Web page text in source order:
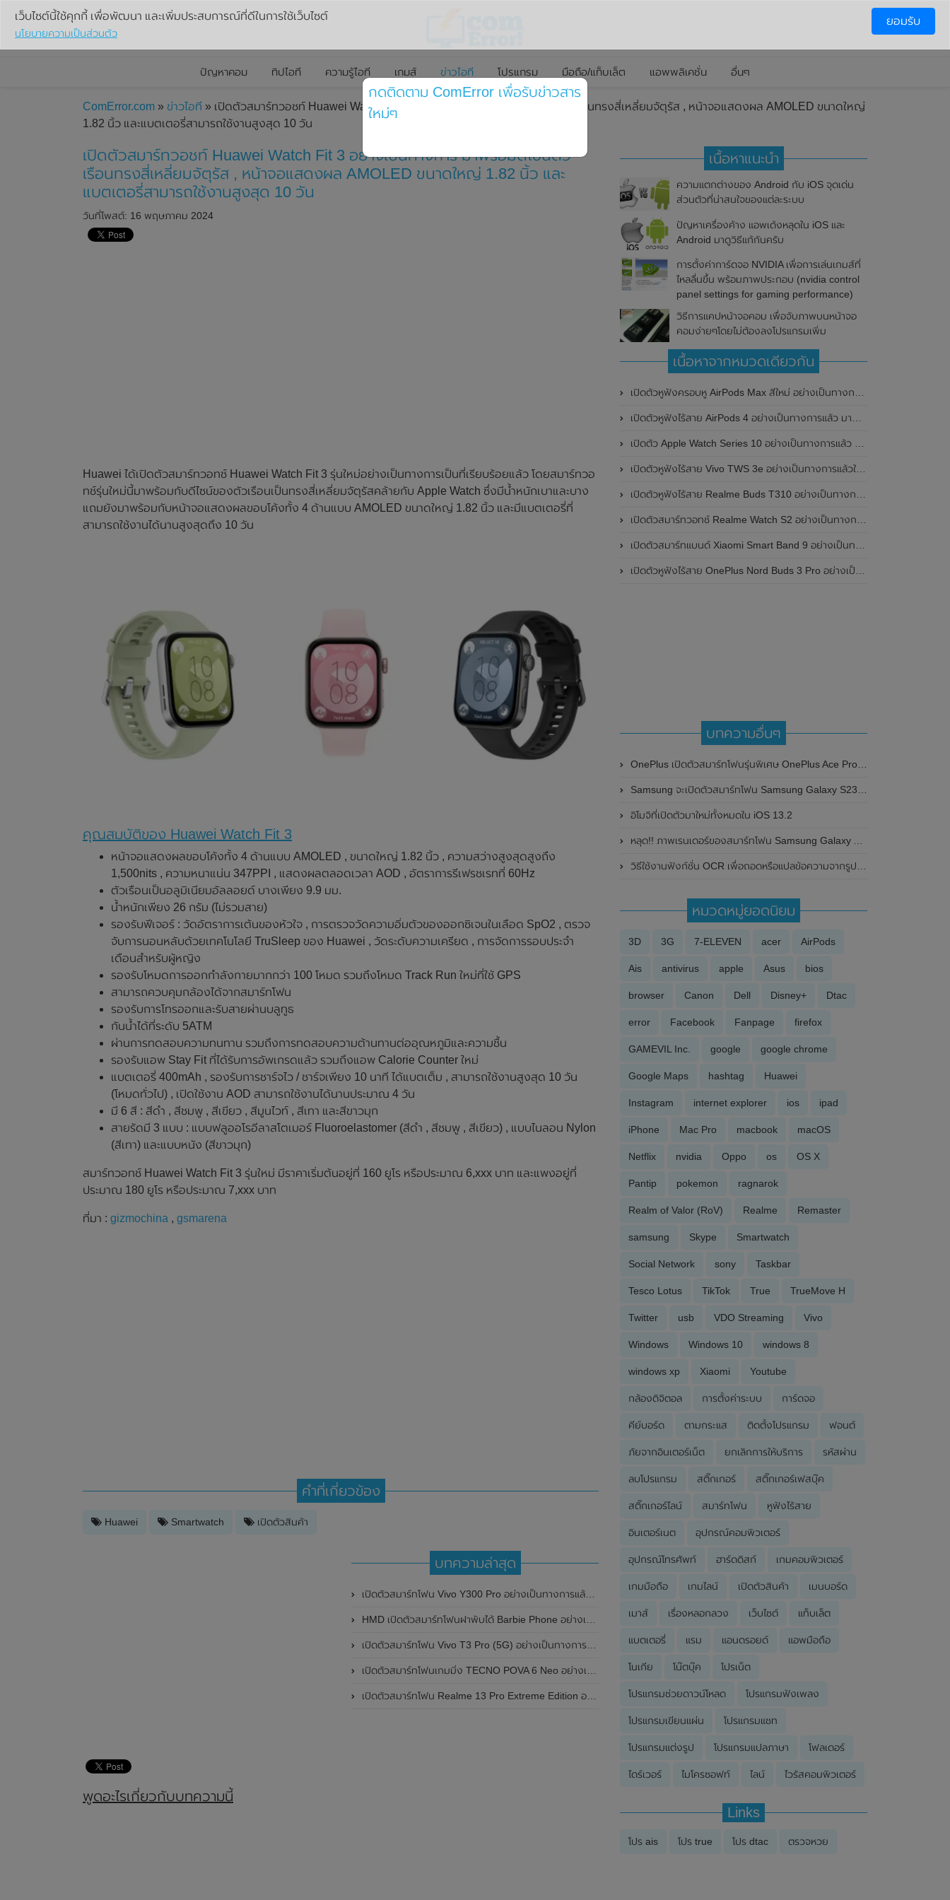
ปัญหาคอม ทิปไอที ความรู้ไอที เกมส์ ข่าวไอที โปรแกรม มือถือ/แท็บเล็ต แอพพลิเคชั่น อื่นๆ
ComError.com » ข่าวไอที » เปิดตัวสมาร์ทวอชท์ Huawei Watch Fit 3 อย่างเป็นทางการ มาพร้อมดีไซน์ตัวเรือนทรงสี่เหลี่ยมจัตุรัส , หน้าจอแสดงผล AMOLED ขนาดใหญ่
1.82 นิ้ว และแบตเตอรี่สามารถใช้งานสูงสุด 10 วัน
เปิดตัวสมาร์ทวอชท์ Huawei Watch Fit 3 อย่างเป็นทางการ มาพร้อมดีไซน์ตัว
เรือนทรงสี่เหลี่ยมจัตุรัส , หน้าจอแสดงผล AMOLED ขนาดใหญ่ 1.82 นิ้ว และ
แบตเตอรี่สามารถใช้งานสูงสุด 10 วัน
วันที่โพสต์: 16 พฤษภาคม 2024
Huawei ได้เปิดตัวสมาร์ทวอทช์ Huawei Watch Fit 3 รุ่นใหม่อย่างเป็นทางการเป็นที่เรียบร้อยแล้ว โดยสมาร์ทวอ
ทช์รุ่นใหม่นี้มาพร้อมกับดีไซน์ของตัวเรือนเป็นทรงสี่เหลี่ยมจัตุรัสคล้ายกับ Apple Watch ซึ่งมีน้ำหนักเบาและบาง
แถมยังมาพร้อมกับหน้าจอแสดงผลขอบโค้งทั้ง 4 ด้านแบบ AMOLED ขนาดใหญ่ 1.82 นิ้ว และมีแบตเตอรี่ที่
สามารถใช้งานได้นานสูงสุดถึง 10 วัน
คุณสมบัติของ Huawei Watch Fit 3
หน้าจอแสดงผลขอบโค้งทั้ง 4 ด้านแบบ AMOLED , ขนาดใหญ่ 1.82 นิ้ว , ความสว่างสูงสุดสูงถึง
1,500nits , ความหนาแน่น 347PPI , แสดงผลตลอดเวลา AOD , อัตราการรีเฟรชเรทที่ 60Hz
ตัวเรือนเป็นอลูมิเนียมอัลลอยด์ บางเพียง 9.9 มม.
น้ำหนักเพียง 26 กรัม (ไม่รวมสาย)
รองรับฟีเจอร์ : วัดอัตราการเต้นของหัวใจ , การตรวจวัดความอิ่มตัวของออกซิเจนในเลือด SpO2 , ตรวจ
จับการนอนหลับด้วยเทคโนโลยี TruSleep ของ Huawei , วัดระดับความเครียด , การจัดการรอบประจำ
เดือนสำหรับผู้หญิง
รองรับโหมดการออกกำลังกายมากกว่า 100 โหมด รวมถึงโหมด Track Run ใหม่ที่ใช้ GPS
สามารถควบคุมกล้องได้จากสมาร์ทโฟน
รองรับการโทรออกและรับสายผ่านบลูทูธ
กันน้ำได้ที่ระดับ 5ATM
ผ่านการทดสอบความทนทาน รวมถึงการทดสอบความต้านทานต่ออุณหภูมิและความชื้น
รองรับแอพ Stay Fit ที่ได้รับการอัพเกรดแล้ว รวมถึงแอพ Calorie Counter ใหม่
แบตเตอรี่ 400mAh , รองรับการชาร์จไว / ชาร์จเพียง 10 นาที ได้แบตเต็ม , สามารถใช้งานสูงสุด 10 วัน
(โหมดทั่วไป) , เปิดใช้งาน AOD สามารถใช้งานได้นานประมาณ 4 วัน
มี 6 สี : สีดำ , สีชมพู , สีเขียว , สีมูนไวท์ , สีเทา และสีขาวมุก
สายรัดมี 3 แบบ : แบบฟลูออโรอีลาสโตเมอร์ Fluoroelastomer (สีดำ , สีชมพู , สีเขียว) , แบบไนลอน Nylon
(สีเทา) และแบบหนัง (สีขาวมุก)
สมาร์ทวอทช์ Huawei Watch Fit 3 รุ่นใหม่ มีราคาเริ่มต้นอยู่ที่ 160 ยูโร หรือประมาณ 6,xxx บาท และแพงอยู่ที่
ประมาณ 180 ยูโร หรือประมาณ 7,xxx บาท
ที่มา : gizmochina , gsmarena
คำที่เกี่ยวข้อง
Huawei Smartwatch เปิดตัวสินค้า
บทความล่าสุด
เปิดตัวสมาร์ทโฟน Vivo Y300 Pro อย่างเป็นทางการแล้วในประเทศจีน มาพร้อมดีไซน์พรีเมี่ยม ทนทาน และแบตเตอรี่สุดอึดขนาดใหญ่ 6,500mAh พร้อมรองรับการชาร์จไว 80W
HMD เปิดตัวสมาร์ทโฟนฝาพับได้ Barbie Phone อย่างเป็นทางการแล้ว มาพร้อมธีมสีชมพูสดใส
เปิดตัวสมาร์ทโฟน Vivo T3 Pro (5G) อย่างเป็นทางการแล้วในประเทศอินเดีย
เปิดตัวสมาร์ทโฟนเกมมิ่ง TECNO POVA 6 Neo อย่างเป็นทางการแล้วในประเทศไทย ในราคา 8,499 บาท
เปิดตัวสมาร์ทโฟน Realme 13 Pro Extreme Edition อย่างเป็นทางการแล้วในประเทศจีน
พูดอะไรเกี่ยวกับบทความนี้
เนื้อหาแนะนำ
ความแตกต่างของ Android กับ iOS จุดเด่น
ส่วนตัวที่น่าสนใจของแต่ละระบบ
ปัญหาเครื่องค้าง แอพเด้งหลุดใน iOS และ
Android มาดูวิธีแก้กันครับ
การตั้งค่าการ์ดจอ NVIDIA เพื่อการเล่นเกมส์ที่
ไหลลื่นขึ้น พร้อมภาพประกอบ (nvidia control
panel settings for gaming performance)
วิธีการแคปหน้าจอคอม เพื่อจับภาพบนหน้าจอ
คอมง่ายๆโดยไม่ต้องลงโปรแกรมเพิ่ม
เนื้อหาจากหมวดเดียวกัน
เปิดตัวหูฟังครอบหู AirPods Max สีใหม่ อย่างเป็นทางการแล้ว
เปิดตัวหูฟังไร้สาย AirPods 4 อย่างเป็นทางการแล้ว มาพร้อม ANC และฟีเจอร์ใหม่มากมาย
เปิดตัว Apple Watch Series 10 อย่างเป็นทางการแล้ว มาพร้อมชิปเซ็ตรุ่น S10
เปิดตัวหูฟังไร้สาย Vivo TWS 3e อย่างเป็นทางการแล้วในประเทศอินเดีย มาพร้อมระบบตัดเสียงรบกวน ANC ที่ 30dB , ป้องกันฝุ่นและกันน้ำที่ระดับ IP54 , แบตเตอรี่สามารถใช้งานนานสูงสุด 36 ชั่วโมง
เปิดตัวหูฟังไร้สาย Realme Buds T310 อย่างเป็นทางการในประเทศอินเดีย มาพร้อมระบบตัดเสียงรบกวน ANC สูงสุด 46dB , เสียงรอบทิศทาง 360 องศา , แบตเตอรี่สามารถใช้งานได้นานสูงสุด 40 ชั่วโมง
เปิดตัวสมาร์ทวอทช์ Realme Watch S2 อย่างเป็นทางการในประเทศอินเดีย มาพร้อมตัวเรือนสแตนเลสสตีล , หน้าจอแสดงผล AMOLED ขนาด 1.43 นิ้ว , แบตเตอรี่ขนาดใหญ่ใช้งานได้นาน 20 วัน และรองรับคำสั่งเสียง Super AI Engine ที่ขับเคลื่อนโดย ChatGPT
เปิดตัวสมาร์ทแบนด์ Xiaomi Smart Band 9 อย่างเป็นทางการแล้ว มาพร้อมหน้าจอ AMOLED ขนาด 1.62 นิ้ว , ตัวเรือนเป็นโลหะ และแบตเตอรี่สุดอึดสามารถใช้งานได้นานถึง 21 วัน
เปิดตัวหูฟังไร้สาย OnePlus Nord Buds 3 Pro อย่างเป็นทางการแล้ว มาพร้อมระบบตัดเสียงรบกวน (ANC) สามารถลดเสียงรบกวนได้ 49dB และแบตเตอรี่สุดอึดใช้งานได้นานสูงสุดถึง 44 ชั่วโมง
บทความอื่นๆ
OnePlus เปิดตัวสมาร์ทโฟนรุ่นพิเศษ OnePlus Ace Pro Genshin Impact Limited Edition อย่างเป็นทางการ วางจำหน่ายเฉพาะในประเทศจีนเท่านั้น
Samsung จะเปิดตัวสมาร์ทโฟน Samsung Galaxy S23 Series จะเปิดตัวในวันที่ 1 กุมภาพันธ์ 2023 นี้
อิโมจิที่เปิดตัวมาใหม่ทั้งหมดใน iOS 13.2
หลุด!! ภาพเรนเดอร์ของสมาร์ทโฟน Samsung Galaxy A15 เผยให้เห็นตัวเลือกสีทั้งรุ่น (4G) และ (5G) มี 3 สีเหมือนกัน
วิธีใช้งานฟังก์ชั่น OCR เพื่อถอดหรือแปลข้อความจากรูปภาพใน Line PC
หมวดหมู่ยอดนิยม
3D 3G 7-ELEVEN acer AirPods
Ais antivirus apple Asus bios
browser Canon Dell Disney+ Dtac
error Facebook Fanpage firefox
GAMEVIL Inc. google google chrome
Google Maps hashtag Huawei
Instagram internet explorer ios ipad
iPhone Mac Pro macbook macOS
Netflix nvidia Oppo os OS X
Pantip pokemon ragnarok
Realm of Valor (RoV) Realme Remaster
samsung Skype Smartwatch
Social Network sony Taskbar
Tesco Lotus TikTok True TrueMove H
Twitter usb VDO Streaming Vivo
Windows Windows 10 windows 8
windows xp Xiaomi Youtube
กล้องดิจิตอล การตั้งค่าระบบ การ์ดจอ
คีย์บอร์ด ตามกระแส ติดตั้งโปรแกรม ฟอนต์
ภัยจากอินเตอร์เน็ต ยกเลิกการให้บริการ รหัสผ่าน
ลบโปรแกรม สติ๊กเกอร์ สติ๊กเกอร์เฟสบุ๊ค
สติ๊กเกอร์ไลน์ สมาร์ทโฟน หูฟังไร้สาย
อินเตอร์เนต อุปกรณ์คอมพิวเตอร์
อุปกรณ์โทรศัพท์ ฮาร์ดดิสก์ เกมคอมพิวเตอร์
เกมมือถือ เกมไลน์ เปิดตัวสินค้า เมนบอร์ด
เมาส์ เรื่องหลอกลวง เว็บไซต์ แท็บเล็ต
แบตเตอรี่ แรม แอนดรอยด์ แอพมือถือ
โนเกีย โน๊ตบุ๊ค โปรเน็ต
โปรแกรมช่วยดาวน์โหลด โปรแกรมฟังเพลง
โปรแกรมเขียนแผ่น โปรแกรมแชท
โปรแกรมแต่งรูป โปรแกรมแปลภาษา โฟลเดอร์
ไดร์เวอร์ ไมโครซอฟท์ ไลน์ ไวรัสคอมพิวเตอร์
Links
โปร ais โปร true โปร dtac ตรวจหวย
เว็บไซต์นี้ใช้คุกกี้ เพื่อพัฒนา และเพิ่มประสบการณ์ที่ดีในการใช้เว็บไซต์
นโยบายความเป็นส่วนตัว
ยอมรับ
กดติดตาม ComError เพื่อรับข่าวสาร
ใหม่ๆ